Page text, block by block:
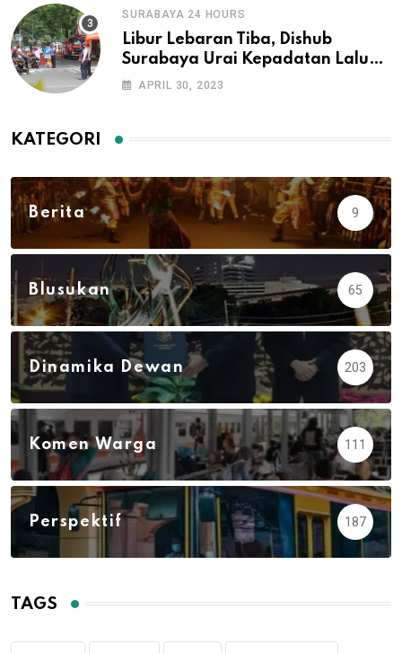
SURABAYA 24 HOURS
Libur Lebaran Tiba, Dishub
Surabaya Urai Kepadatan Lalu
Lintas di Lokasi Wisata
APRIL 30, 2023
KATEGORI
Berita 9
Blusukan 65
Dinamika Dewan 203
Komen Warga 111
Perspektif 187
TAGS